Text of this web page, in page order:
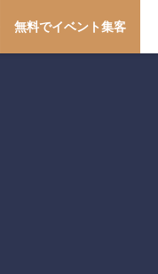
無料でイベント集客